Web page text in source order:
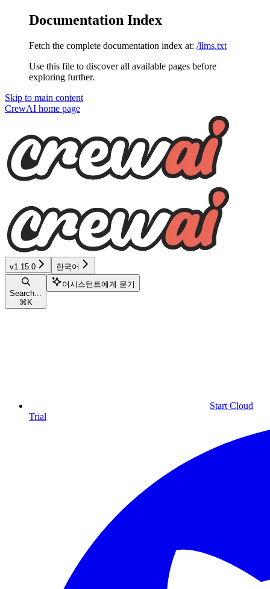
Documentation Index
Fetch the complete documentation index at: /llms.txt
Use this file to discover all available pages before
exploring further.
Skip to main content
CrewAI home page
v1.15.0 한국어
Search...
⌘ K
어시스턴트에게 묻기
Start Cloud
Trial